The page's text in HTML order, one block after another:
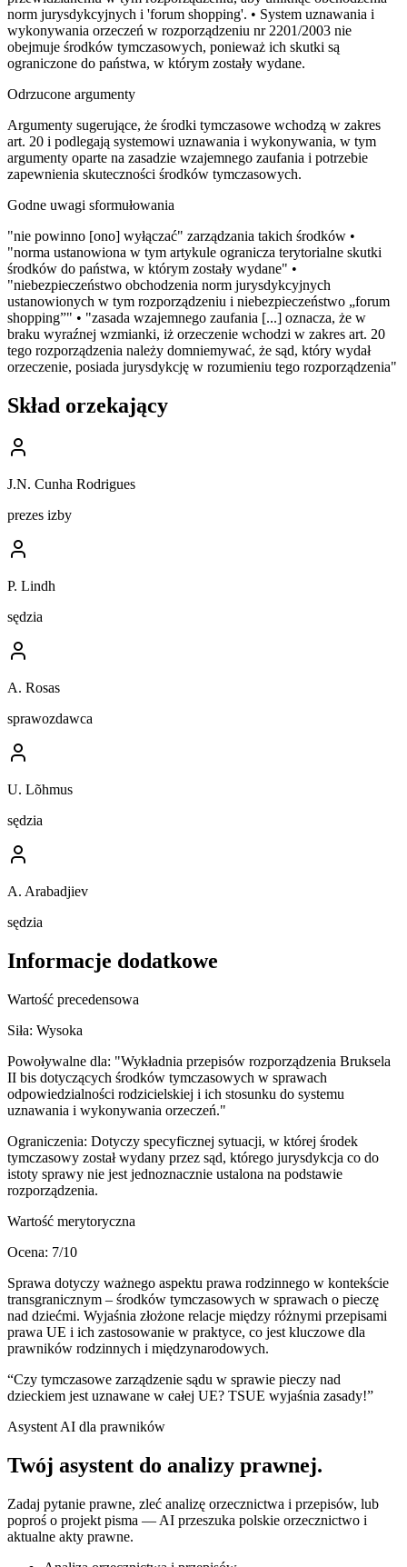
norm jurysdykcyjnych i 'forum shopping'. • System uznawania i
wykonywania orzeczeń w rozporządzeniu nr 2201/2003 nie
obejmuje środków tymczasowych, ponieważ ich skutki są
ograniczone do państwa, w którym zostały wydane.
Odrzucone argumenty
Argumenty sugerujące, że środki tymczasowe wchodzą w zakres
art. 20 i podlegają systemowi uznawania i wykonywania, w tym
argumenty oparte na zasadzie wzajemnego zaufania i potrzebie
zapewnienia skuteczności środków tymczasowych.
Godne uwagi sformułowania
"nie powinno [ono] wyłączać" zarządzania takich środków •
"norma ustanowiona w tym artykule ogranicza terytorialne skutki
środków do państwa, w którym zostały wydane" •
"niebezpieczeństwo obchodzenia norm jurysdykcyjnych
ustanowionych w tym rozporządzeniu i niebezpieczeństwo „forum
shopping”" • "zasada wzajemnego zaufania [...] oznacza, że w
braku wyraźnej wzmianki, iż orzeczenie wchodzi w zakres art. 20
tego rozporządzenia należy domniemywać, że sąd, który wydał
orzeczenie, posiada jurysdykcję w rozumieniu tego rozporządzenia"
Skład orzekający
J.N. Cunha Rodrigues
prezes izby
P. Lindh
sędzia
A. Rosas
sprawozdawca
U. Lõhmus
sędzia
A. Arabadjiev
sędzia
Informacje dodatkowe
Wartość precedensowa
Siła: Wysoka
Powoływalne dla: "Wykładnia przepisów rozporządzenia Bruksela
II bis dotyczących środków tymczasowych w sprawach
odpowiedzialności rodzicielskiej i ich stosunku do systemu
uznawania i wykonywania orzeczeń."
Ograniczenia: Dotyczy specyficznej sytuacji, w której środek
tymczasowy został wydany przez sąd, którego jurysdykcja co do
istoty sprawy nie jest jednoznacznie ustalona na podstawie
rozporządzenia.
Wartość merytoryczna
Ocena: 7/10
Sprawa dotyczy ważnego aspektu prawa rodzinnego w kontekście
transgranicznym – środków tymczasowych w sprawach o pieczę
nad dziećmi. Wyjaśnia złożone relacje między różnymi przepisami
prawa UE i ich zastosowanie w praktyce, co jest kluczowe dla
prawników rodzinnych i międzynarodowych.
“Czy tymczasowe zarządzenie sądu w sprawie pieczy nad
dzieckiem jest uznawane w całej UE? TSUE wyjaśnia zasady!”
Asystent AI dla prawników
Twój asystent do analizy prawnej.
Zadaj pytanie prawne, zleć analizę orzecznictwa i przepisów, lub
poproś o projekt pisma — AI przeszuka polskie orzecznictwo i
aktualne akty prawne.